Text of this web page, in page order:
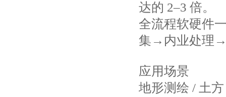
达的 2–3 倍。
全流程软硬件
集→内业处理→
应用场景
地形测绘 / 土